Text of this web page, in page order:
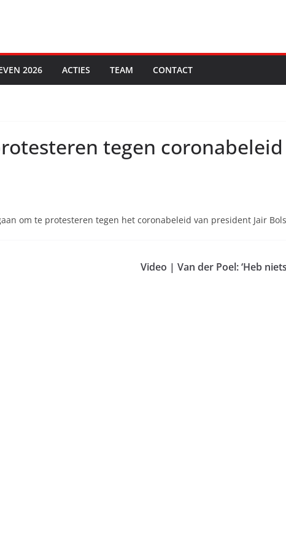
2026 ACTIES TEAM CONTACT
tegen
om te protesteren tegen het coronabeleid van president Jair
Video | Van der Poel: ‘Heb